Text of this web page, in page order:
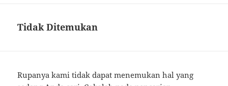
Tidak Ditemukan
Rupanya kami tidak dapat menemukan hal yang